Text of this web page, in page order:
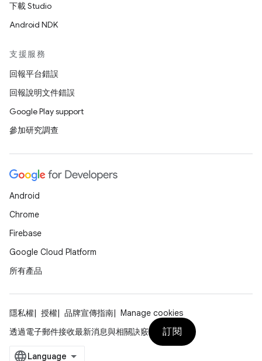
下載 Studio
Android NDK
支援服務
回報平台錯誤
回報說明文件錯誤
Google Play support
參加研究調查
Android
Chrome
Firebase
Google Cloud Platform
所有產品
隱私權 授權 品牌宣傳指南
Manage cookies
透過電子郵件接收最新消息與相關訣竅
訂閱